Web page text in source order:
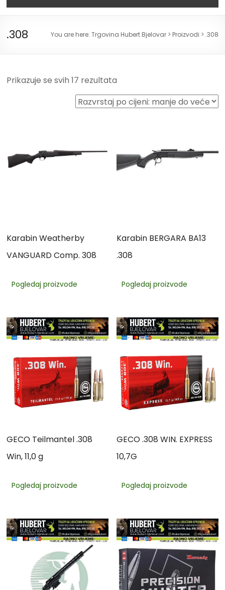
.308 You are here: Trgovina Hubert Bjelovar> Proizvodi > .308
Prikazuje se svih 17 rezultata
Karabin Weatherby
VANGUARD Comp. 308
Pogledaj proizvode
Karabin BERGARA BA13
.308
Pogledaj proizvode
GECO Teilmantel .308
Win, 11,0 g
Pogledaj proizvode
GECO .308 WIN. EXPRESS
10,7G
Pogledaj proizvode